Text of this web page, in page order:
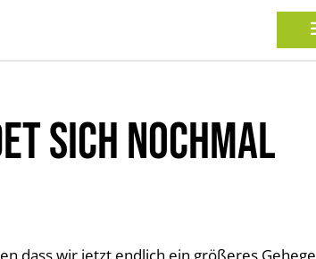
SICH NOCHMAL
wir jetzt endlich ein größeres Gehege